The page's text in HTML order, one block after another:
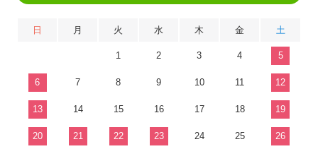
日 月 火 水 木 金 土
1 2 3 4 5
6 7 8 9 10 11 12
13 14 15 16 17 18 19
20 21 22 23 24 25 26